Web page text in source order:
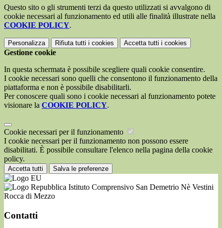
Questo sito o gli strumenti terzi da questo utilizzati si avvalgono di
cookie necessari al funzionamento ed utili alle finalità illustrate nella
COOKIE POLICY.
Personalizza Rifiuta tutti i cookies Accetta tutti i cookies
Gestione cookie
In questa schermata è possibile scegliere quali cookie consentire.
I cookie necessari sono quelli che consentono il funzionamento della
piattaforma e non è possibile disabilitarli.
Per conoscere quali sono i cookie necessari al funzionamento potete
visionare la COOKIE POLICY.
Cookie necessari per il funzionamento
I cookie necessari per il funzionamento non possono essere
disabilitati. È possibile consultare l'elenco nella pagina della cookie
policy.
Accetta tutti Salva le preferenze
Istituto Comprensivo San Demetrio Nè Vestini
Rocca di Mezzo
Contatti